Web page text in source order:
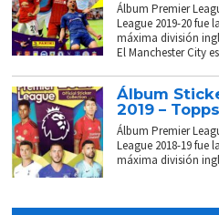
Álbum Premier
League 2019-20
máxima división
El Manchester City
Álbum
2019 – Topps
Álbum Premier
League 2018-19
máxima división